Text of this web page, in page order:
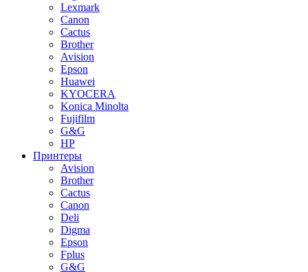
Lexmark
Canon
Cactus
Brother
Avision
Epson
Huawei
KYOCERA
Konica Minolta
Fujifilm
G&G
HP
Принтеры
Avision
Brother
Cactus
Canon
Deli
Digma
Epson
Fplus
G&G